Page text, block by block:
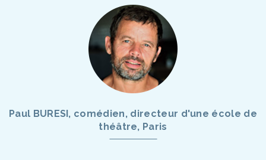
Paul BURESI, comédien, directeur d'une école de
théâtre, Paris